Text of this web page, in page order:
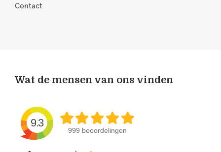
Contact
Wat de mensen van ons vinden
9.3
999 beoordelingen